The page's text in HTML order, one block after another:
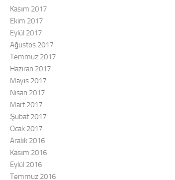
Kasım 2017
Ekim 2017
Eylül 2017
Ağustos 2017
Temmuz 2017
Haziran 2017
Mayıs 2017
Nisan 2017
Mart 2017
Şubat 2017
Ocak 2017
Aralık 2016
Kasım 2016
Eylül 2016
Temmuz 2016